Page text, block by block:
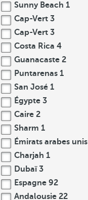
Sunny Beach 1
Cap-Vert 3
Cap-Vert 3
Costa Rica 4
Guanacaste 2
Puntarenas 1
San José 1
Égypte 3
Caire 2
Sharm 1
Émirats arabes unis
Charjah 1
Dubaï3
Espagne 92
Andalousie 22